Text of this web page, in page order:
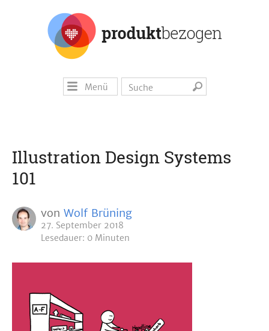
Menü
Illustration Design Systems
101
von Wolf Brüning
27. September 2018
Lesedauer: 0 Minuten